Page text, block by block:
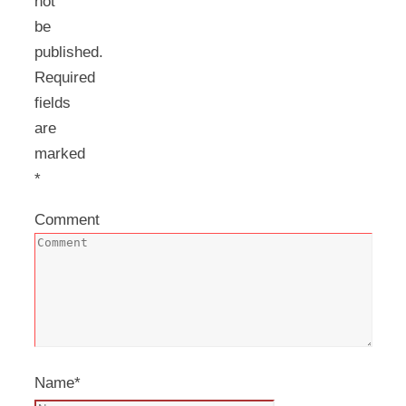
be
published.
Required
fields
are
marked
*
Comment
Name*